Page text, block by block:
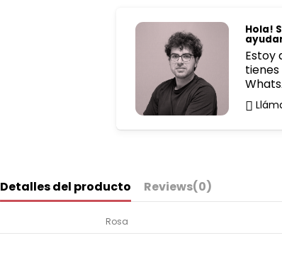
Hola!
Estoy
Detalles del producto Reviews(0)
Rosa